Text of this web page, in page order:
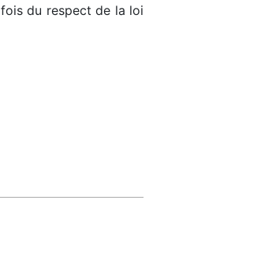
du respect de la loi